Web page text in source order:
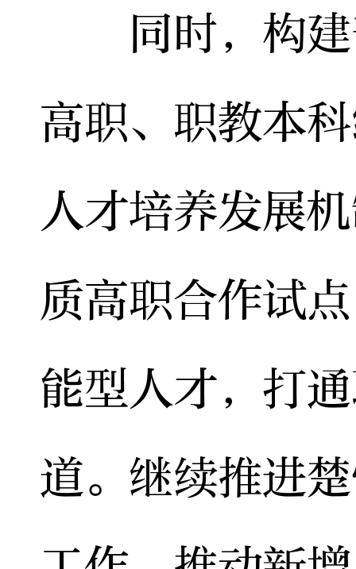
同时，构建
高职、职教本
人才培养发展
质高职合作试
能型人才，打
道。继续推进